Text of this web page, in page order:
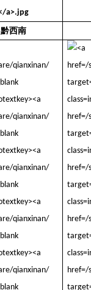
黔西南